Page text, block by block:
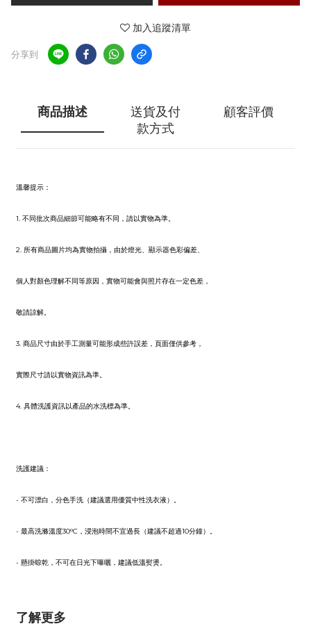
加入追蹤清單
分享到
商品描述
送貨及付
款方式
顧客評價
溫馨提示 ：
1. 不同批次商品細節可能略有不同，請以實物為準。
2. 所有商品圖片均為實物拍攝，由於燈光、顯示器色彩偏差、
個人對顏色理解不同等原因，實物可能會與照片存在一定色差，
敬請諒解。
3. 商品尺寸由於手工測量可能形成些許誤差，頁面僅供參考，
實際尺寸請以實物資訊為準。
4. 具體洗護資訊以產品的水洗標為準。
洗護建議：
- 不可漂白，分色手洗（建議選用優質中性洗衣液）。
- 最高洗滌溫度30°C，浸泡時間不宜過長（建議不超過10分鐘）。
- 懸掛晾乾，不可在日光下曝曬，建議低溫熨燙。
了解更多